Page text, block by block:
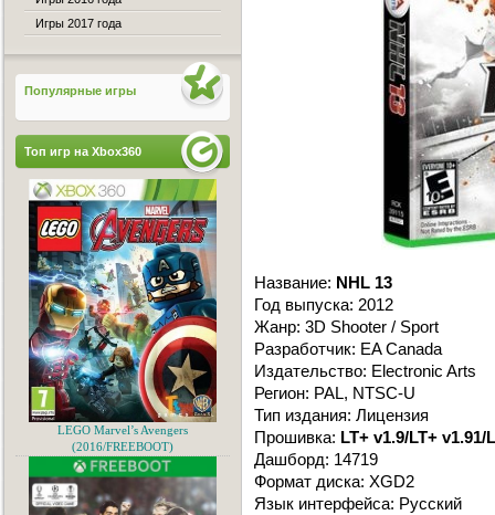
Название: NHL 13
Год выпуска: 2012
Жанр: 3D Shooter / Sport
Разработчик: EA Canada
Издательство: Electronic Arts
Регион: PAL, NTSC-U
Тип издания: Лицензия
Прошивка: LT+ v1.9/LT+ v1.91/
Дашборд: 14719
Формат диска: XGD2
Язык интерфейса: Русский
Игры 2017 года
Популярные игры
Топ игр на Xbox360
LEGO Marvel’s Avengers
(2016/FREEBOOT)